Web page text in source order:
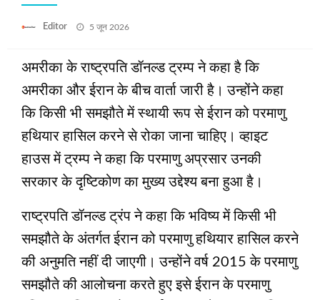
Editor
Posted
5 जून 2026
अमरीका के राष्ट्रपति डॉनल्ड ट्रम्प ने कहा है कि
अमरीका और ईरान के बीच वार्ता जारी है। उन्होंने कहा
कि किसी भी समझौते में स्‍थायी रूप से ईरान को परमाणु
हथियार हासिल करने से रोका जाना चाहिए। व्हाइट
हाउस में ट्रम्प ने कहा कि परमाणु अप्रसार उनकी
सरकार के दृष्टिकोण का मुख्य उद्देश्य बना हुआ है।
राष्‍ट्रपति डॉनल्‍ड ट्रंप ने कहा कि भविष्य में किसी भी
समझौते के अंतर्गत ईरान को परमाणु हथियार हासिल करने
की अनुमति नहीं दी जाएगी। उन्‍होंने वर्ष 2015 के परमाणु
समझौते की आलोचना करते हुए इसे ईरान के परमाणु